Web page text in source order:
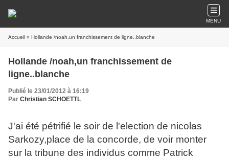
MENU
Accueil » Hollande /noah,un franchissement de ligne..blanche
Hollande /noah,un franchissement de
ligne..blanche
Publié le 23/01/2012 à 16:19
Par Christian SCHOETTL
J'ai été pétrifié le soir de l'election de nicolas
Sarkozy,place de la concorde, de voir monter
sur la tribune des individus comme Patrick